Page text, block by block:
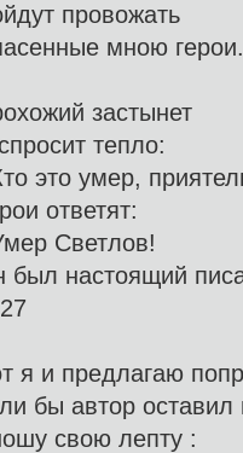
провожать
мною герои.
застынет
тепло:
это умер,
ответят:
Светлов!
был настоящий
я и предлагаю
бы автор оставил
свою лепту :